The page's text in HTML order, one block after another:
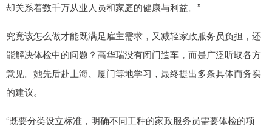
却关系着数千万从业人员和家庭的健康与利益。”
究竟该怎么做才能既满足雇主需求，又减轻家政服务员负担，还
能解决体检中的问题？高华瑞没有闭门造车，而是广泛听取各方
意见。她先后赴上海、厦门等地学习，最终提出多条具体而务实
的建议。
“既要分类设立标准，明确不同工种的家政服务员需要体检的项